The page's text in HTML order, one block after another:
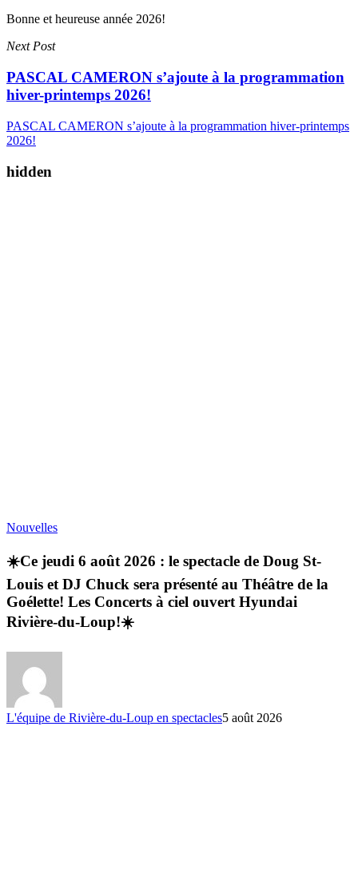
Bonne et heureuse année 2026!
Next Post
PASCAL CAMERON s’ajoute à la programmation
hiver-printemps 2026!
PASCAL CAMERON s’ajoute à la programmation hiver-printemps
2026!
hidden
Nouvelles
☀️Ce jeudi 6 août 2026 : le spectacle de Doug St-
Louis et DJ Chuck sera présenté au Théâtre de la
Goélette! Les Concerts à ciel ouvert Hyundai
Rivière-du-Loup!☀️
L'équipe de Rivière-du-Loup en spectacles5 août 2026